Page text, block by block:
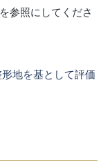
参照にしてくださ
地を基として評価